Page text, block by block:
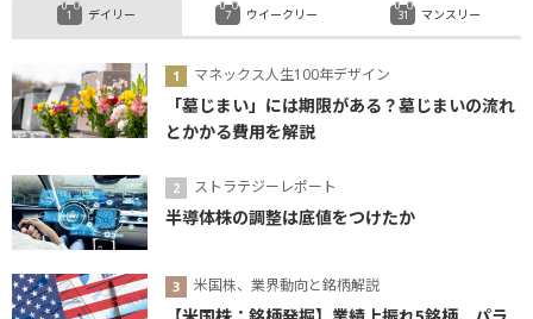
デイリー
マネックス人生100年デザイン
「墓じまい」には期限がある？墓じまいの流れ
とかかる費用を解説
ストラテジーレポート
半導体株の調整は底値をつけたか
米国株、業界動向と銘柄解説
ウイークリー マンスリー